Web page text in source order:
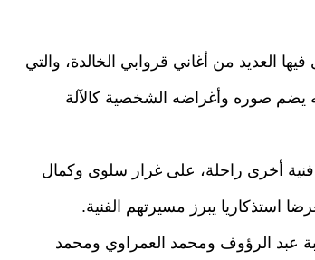
العديد من أغاني قروابي الخالدة، والتي
صوره وأغراضه الشخصية كالآلة
أخرى راحلة، على غرار سلوى وكمال
يبرز مسيرتهم الفنية.
عبد الرؤوف ومحمد العمراوي ومحمد